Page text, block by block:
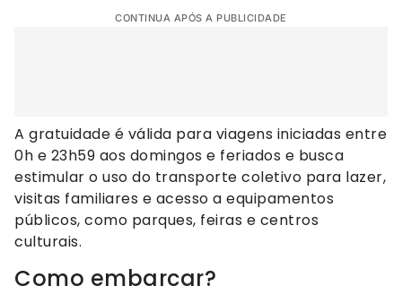
CONTINUA APÓS A PUBLICIDADE
A gratuidade é válida para viagens iniciadas entre
0h e 23h59 aos domingos e feriados e busca
estimular o uso do transporte coletivo para lazer,
visitas familiares e acesso a equipamentos
públicos, como parques, feiras e centros
culturais.
Como embarcar?